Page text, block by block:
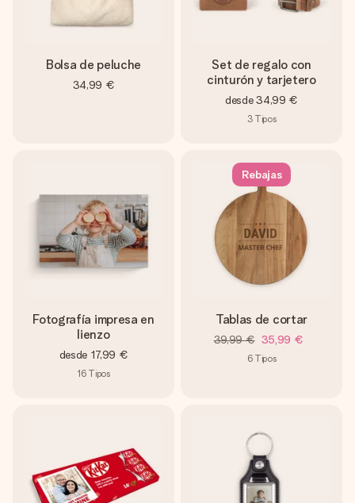
Bolsa de peluche
34,99 €
Set de regalo con
cinturón y tarjetero
desde 34,99 €
3 Tipos
Fotografía impresa en
lienzo
desde 17,99 €
16 Tipos
Rebajas
Tablas de cortar
39,99 € 35,99 €
6 Tipos